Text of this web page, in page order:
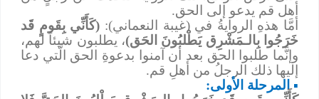
أهل قم يدعو إلى الحق.
أمَّا هذهِ الروايةُ في (غيبة النعماني): (كَأَنِّي بِقَومٍ قَد
خَرَجُوا بِالـمَشْرِق يَطْلبُونَ الحَق)، يطلبون شيئاً لهم،
وإنَّما طلبوا الحق بعد أن آمنوا بدعوةِ الحق الَّتي دعا
إليها ذلك الرجلُ من أهلِ قم.
المرحلة الأولى: